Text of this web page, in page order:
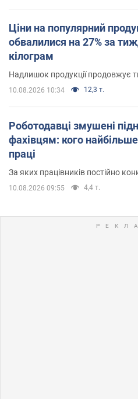
Ціни на популярний
обвалилися на 27% за
кілограм
Надлишок продукції продовжує
10.08.2026 10:34 12,3 т.
Роботодавці змушені
фахівцям: кого
праці
За яких працівників постійно
10.08.2026 09:55 4,4 т.